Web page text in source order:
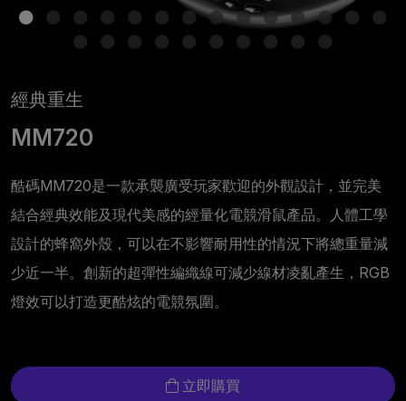
經典重生
MM720
酷碼MM720是一款承襲廣受玩家歡迎的外觀設計，並完美
結合經典效能及現代美感的經量化電競滑鼠產品。人體工學
設計的蜂窩外殼，可以在不影響耐用性的情況下將總重量減
少近一半。創新的超彈性編織線可減少線材凌亂產生，RGB
燈效可以打造更酷炫的電競氛圍。
立即購買